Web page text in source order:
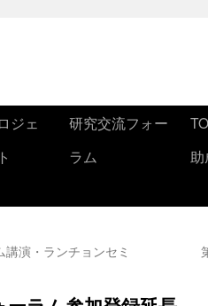
ジェ
研究交流フォー
ラム
演・ランチョンセミ